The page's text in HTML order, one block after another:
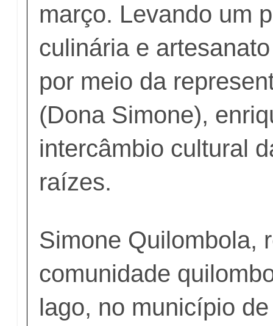
março. Levando um
culinária e
por meio da
(Dona Simone),
intercâmbio cultural
raízes.
Simone Quilombola,
comunidade
lago, no município